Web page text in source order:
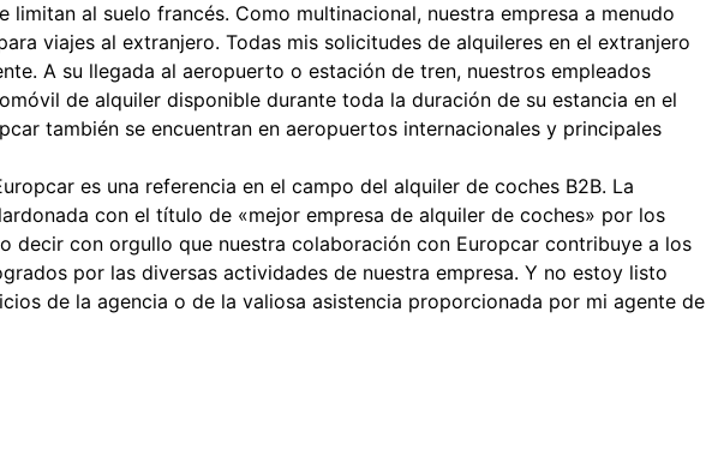
limitan al suelo francés. Como multinacional, nuestra empresa a menudo
viajes al extranjero. Todas mis solicitudes de alquileres en el extranjero
A su llegada al aeropuerto o estación de tren, nuestros empleados
de alquiler disponible durante toda la duración de su estancia en el
también se encuentran en aeropuertos internacionales y principales
es una referencia en el campo del alquiler de coches B2B. La
con el título de «mejor empresa de alquiler de coches» por los
decir con orgullo que nuestra colaboración con Europcar contribuye a los
por las diversas actividades de nuestra empresa. Y no estoy listo
de la agencia o de la valiosa asistencia proporcionada por mi agente de